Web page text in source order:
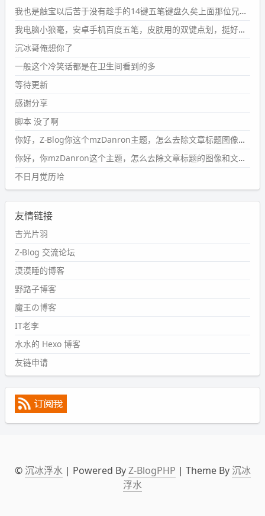
#PubWord要不我每年汇总整理一次？？碎雨集_沉冰浮水_
第1页https://www.wdssmq.com/tag/%E7%A2%8E%E9%9
B%A8%E9%9B%86/
wdssmq
2024-09-23 20:58:40
#PubWord
条嘟？？？？
wdssmq
2024-09-15 10:32:07
#PubWordVSCode 内 git 操作卡住的时候没办法主动取消
一直是个痛点，一般都是推送或拉取，今天连提交都卡
了。。
wdssmq
2024-09-11 08:45:43
#PubWord
然后天凉了，为了应对踢被子买了睡袋，不知道 1.2 米会不
会略窄。。
wdssmq
2024-09-09 19:43:00
#PubWord
表，21 年 11 月底发现 B 站上线了这部，直到前几天才看
完，还是分两次看的。。接下来有五项是 2019 年的，都是
电影 —— 略长的待办列表。。
我也是触宝以后苦于没有趁手的14键五笔键盘久矣上面那位兄台用的百度双键点划布局我也用过很久，那个皮肤做得很粗糙，个别键位的触发区域是错位的，快速打字时很容易出错，修改它的皮肤文件校正后勉强能用，但早年出的皮肤分辨率太低，实在谈不上美观。百度小米定制版的商店里有一个"小黑板"皮肤还不错(百度官方输入法商店里没有)，但那个风格我不喜欢这两天找到了一个叫"森林集"的公众号，开发了海量的皮肤，很多都有14键版本，付费但很便宜，几块钱，终于有自己满意的输入法了搜了一下，这个工作室还是百度的官方合作伙伴，不知道为什么14键作品都不在官方商店上架，难道是百度官方在刻意放弃14键？
我电脑小狼毫，安卓手机百度五笔，皮肤用的双键点划，挺好的。
沉冰哥俺想你了
一般这个冷笑话都是在卫生间看到的多
等待更新
感谢分享
脚本 没了啊
你好，Z-Blog你这个mzDanron主题，怎么去除文章标题图像和文章摘要，仅显示标题，感谢回复！
你好，你mzDanron这个主题，怎么去除文章标题的图像和文章摘要！仅显示标题，感谢回复解决！
不日月觉历哈
友情链接
吉光片羽
Z-Blog 交流论坛
漠漠睡的博客
野路子博客
魔王の博客
IT老李
水水的 Hexo 博客
友链申请
© 沉冰浮水| Powered ByZ-BlogPHP | Theme By 沉冰
浮水